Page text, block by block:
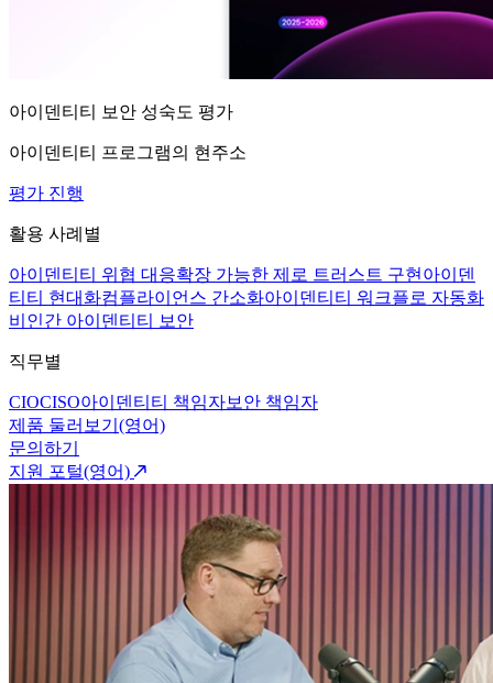
아이덴티티 보안 성숙도 평가
아이덴티티 프로그램의 현주소
평가 진행
활용 사례별
아이덴티티 위협 대응확장 가능한 제로 트러스트 구현 아이덴
티티 현대화컴플라이언스 간소화아이덴티티 워크플로 자동화
비인간 아이덴티티 보안
직무별
CIOCISO아이덴티티 책임자보안 책임자
제품 둘러보기(영어)
문의하기
지원 포털(영어)